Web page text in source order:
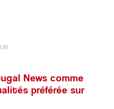
News comme
préférée sur